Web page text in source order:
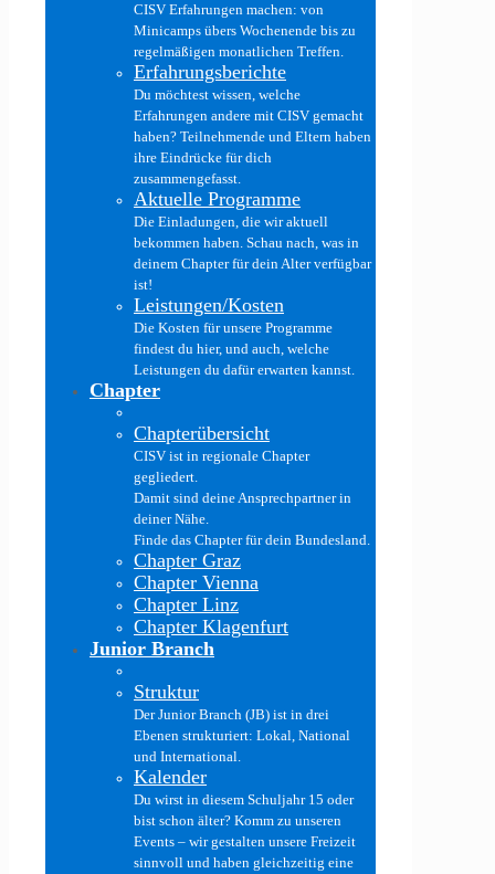
CISV Erfahrungen machen: von
Minicamps übers Wochenende bis zu
regelmäßigen monatlichen Treffen.
Erfahrungsberichte
Du möchtest wissen, welche
Erfahrungen andere mit CISV gemacht
haben? Teilnehmende und Eltern haben
ihre Eindrücke für dich
zusammengefasst.
Aktuelle Programme
Die Einladungen, die wir aktuell
bekommen haben. Schau nach, was in
deinem Chapter für dein Alter verfügbar
ist!
Leistungen/Kosten
Die Kosten für unsere Programme
findest du hier, und auch, welche
Leistungen du dafür erwarten kannst.
Chapter
Chapterübersicht
CISV ist in regionale Chapter
gegliedert.
Damit sind deine Ansprechpartner in
deiner Nähe.
Finde das Chapter für dein Bundesland.
Chapter Graz
Chapter Vienna
Chapter Linz
Chapter Klagenfurt
Junior Branch
Struktur
Der Junior Branch (JB) ist in drei
Ebenen strukturiert: Lokal, National
und International.
Kalender
Du wirst in diesem Schuljahr 15 oder
bist schon älter? Komm zu unseren
Events – wir gestalten unsere Freizeit
sinnvoll und haben gleichzeitig eine